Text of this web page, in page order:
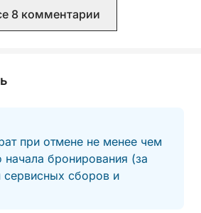
8 комментарии
при отмене не менее чем
начала бронирования (за
сервисных сборов и